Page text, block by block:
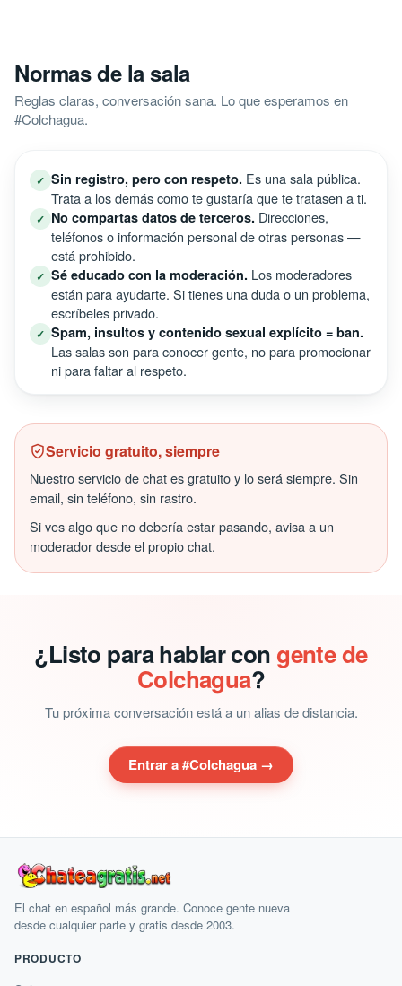
Normas de la sala
Reglas claras, conversación sana. Lo que esperamos en
#Colchagua.
✓ Sin registro, pero con respeto. Es una sala pública.
Trata a los demás como te gustaría que te tratasen a ti.
✓ No compartas datos de terceros. Direcciones,
teléfonos o información personal de otras personas —
está prohibido.
✓ Sé educado con la moderación. Los moderadores
están para ayudarte. Si tienes una duda o un problema,
escríbeles privado.
✓ Spam, insultos y contenido sexual explícito = ban.
Las salas son para conocer gente, no para promocionar
ni para faltar al respeto.
Servicio gratuito, siempre
Nuestro servicio de chat es gratuito y lo será siempre. Sin
email, sin teléfono, sin rastro.
Si ves algo que no debería estar pasando, avisa a un
moderador desde el propio chat.
¿Listo para hablar con gente de
Colchagua?
Tu próxima conversación está a un alias de distancia.
Entrar a #Colchagua →
El chat en español más grande. Conoce gente nueva
desde cualquier parte y gratis desde 2003.
PRODUCTO